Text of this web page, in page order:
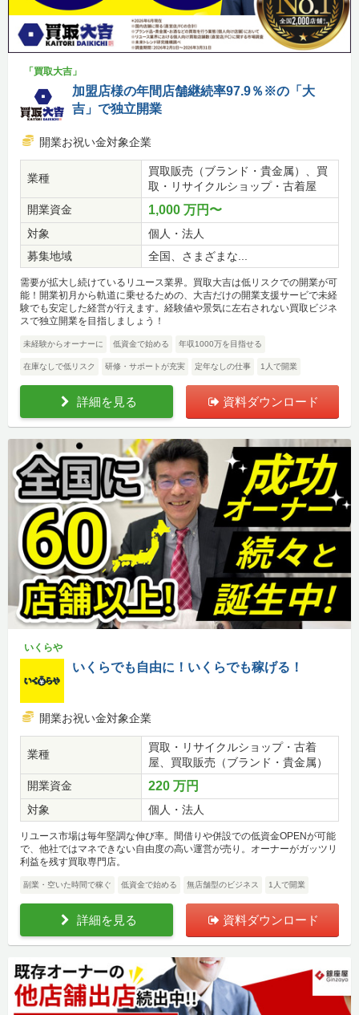
「買取大吉」
加盟店様の年間店舗継続率97.9％※の「大
吉」で独立開業
開業お祝い金対象企業
業種
買取販売（ブランド・貴金属）、買
取・リサイクルショップ・古着屋
開業資金
1,000 万円〜
対象
個人・法人
募集地域
全国、さまざまな...
需要が拡大し続けているリユース業界。買取大吉は低リスクでの開業が可
能！開業初月から軌道に乗せるための、大吉だけの開業支援サービで未経
験でも安定した経営が行えます。経験値や景気に左右されない買取ビジネ
スで独立開業を目指しましょう！
未経験からオーナーに 低資金で始める 年収1000万を目指せる
在庫なしで低リスク 研修・サポートが充実 定年なしの仕事 1人で開業
詳細を見る 資料ダウンロード
いくらや
いくらでも自由に！いくらでも稼げる！
開業お祝い金対象企業
業種
買取・リサイクルショップ・古着
屋、買取販売（ブランド・貴金属）
開業資金
220 万円
対象 個人・法人
リユース市場は毎年堅調な伸び率。間借りや併設での低資金OPENが可能
で、他社ではマネできない自由度の高い運営が売り。オーナーがガッツリ
利益を残す買取専門店。
副業・空いた時間で稼ぐ 低資金で始める 無店舗型のビジネス 1人で開業
詳細を見る 資料ダウンロード